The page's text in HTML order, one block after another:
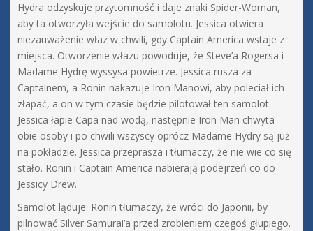
Hydra odzyskuje przytomność i daje znaki Spider-Woman,
aby ta otworzyła wejście do samolotu. Jessica otwiera
niezauważenie właz w chwili, gdy Captain America wstaje z
miejsca. Otworzenie włazu powoduje, że Steve’a Rogersa i
Madame Hydrę wyssysa powietrze. Jessica rusza za
Captainem, a Ronin nakazuje Iron Manowi, aby poleciał ich
złapać, a on w tym czasie będzie pilotował ten samolot.
Jessica łapie Capa nad wodą, następnie Iron Man chwyta
obie osoby i po chwili wszyscy oprócz Madame Hydry są już
na pokładzie. Jessica przeprasza i tłumaczy, że nie wie co się
stało. Ronin i Captain America nabierają podejrzeń co do
Jessicy Drew.
Samolot ląduje. Ronin tłumaczy, że wróci do Japonii, by
pilnować Silver Samurai’a przed zrobieniem czegoś głupiego.